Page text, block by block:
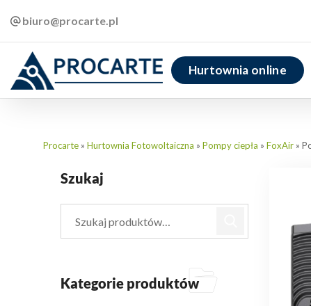
biuro@procarte.pl
Hurtownia online
Procarte » Hurtownia Fotowoltaiczna » Pompy ciepła » FoxAir »
Szukaj
Kategorie produktów